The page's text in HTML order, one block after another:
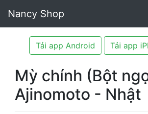
Nancy Shop
Tải app Android Tải app
Mỳ chính (Bột
Ajinomoto - Nhật